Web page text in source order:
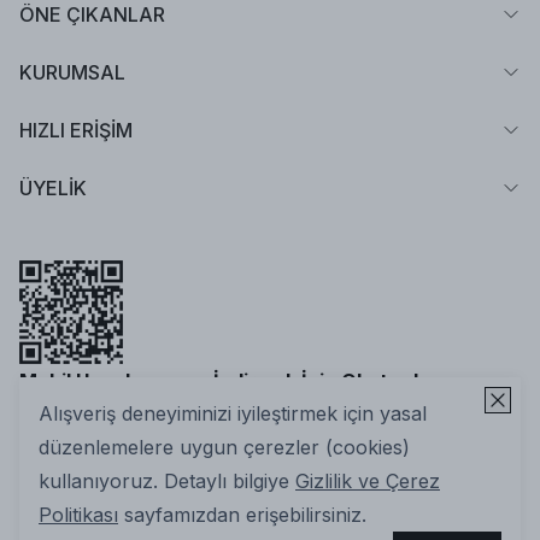
Alışveriş deneyiminizi iyileştirmek için yasal
düzenlemelere uygun çerezler (cookies)
kullanıyoruz. Detaylı bilgiye Gizlilik ve Çerez
Politikası sayfamızdan erişebilirsiniz.
ÖNE ÇIKANLAR
KURUMSAL
HIZLI ERİŞİM
ÜYELİK
Mobil Uygulamamızı İndirmek İçin Okutun!